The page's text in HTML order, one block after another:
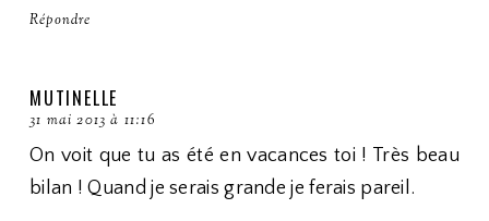
Répondre
MUTINELLE
31 mai 2013 à 11:16
On voit que tu as été en vacances toi ! Très beau
bilan ! Quand je serais grande je ferais pareil.